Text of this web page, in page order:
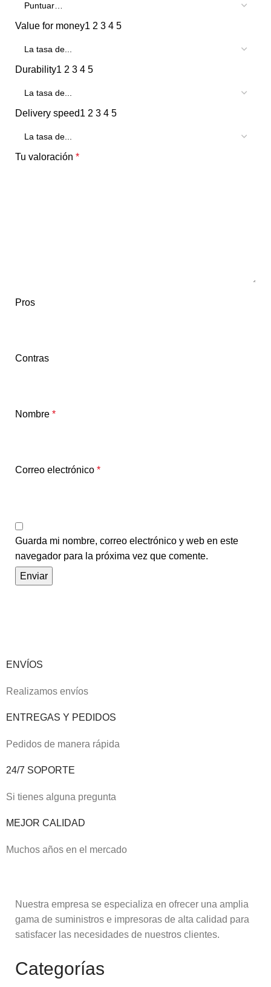
Value for money1 2 3 4 5
Durability1 2 3 4 5
Delivery speed1 2 3 4 5
Tu valoración *
Pros
Contras
Nombre *
Correo electrónico *
Guarda mi nombre, correo electrónico y web en este
navegador para la próxima vez que comente.
ENVÍOS
Realizamos envíos
ENTREGAS Y PEDIDOS
Pedidos de manera rápida
24/7 SOPORTE
Si tienes alguna pregunta
MEJOR CALIDAD
Muchos años en el mercado
Nuestra empresa se especializa en ofrecer una amplia
gama de suministros e impresoras de alta calidad para
satisfacer las necesidades de nuestros clientes.
Categorías